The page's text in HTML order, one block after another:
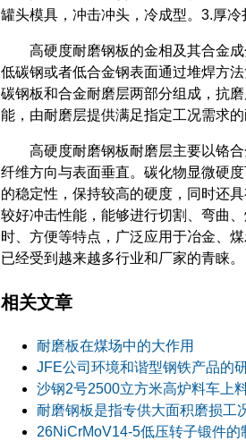
罐头模具，冲击冲头，冷成型。3.厚
高硬度耐磨钢板的金相及其合金成
低碳钢或者低合金钢表面通过堆焊方
碳钢板和合金耐磨层两部分组成，抗
能，由耐磨层提供满足指定工况需求的
高硬度耐磨钢板耐磨层主要以铬合
纤维方向与表面垂直。碳化物显微硬
的稳定性，保持较高的硬度，同时还
较好冲击性能，能够进行切割、弯曲
时、方便等特点，广泛应用于冶金、
已经受到越来越多行业和厂家的青睐。
相关文章
耐磨板在煤场中的大作用
JFE公司环境和谐型钢铁产品的
沙钢2号2500立方米高炉料车上
耐磨钢板是指专供大面积磨损工
26NiCrMoV14-5低压转子锻件的